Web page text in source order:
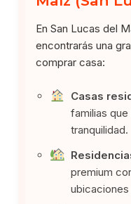
En San Lucas del
encontrarás una
comprar casa:
Casas
familias
tranquilidad.
premium
ubicaciones